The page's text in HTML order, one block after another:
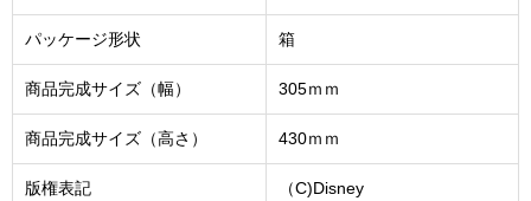
パッケージ形状 箱
商品完成サイズ（幅） 305ｍｍ
商品完成サイズ（高さ） 430ｍｍ
版権表記 （C)Disney